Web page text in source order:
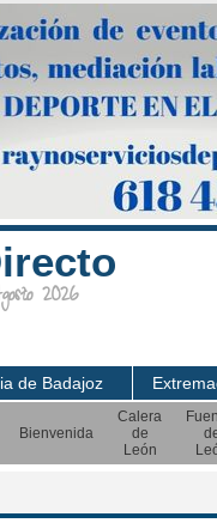
2026
de Badajoz
Bienvenida
Calera
de
León